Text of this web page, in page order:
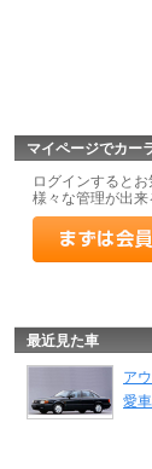
マイページでカー
ログインすると
様々な管理が出
最近見た車
ア
愛